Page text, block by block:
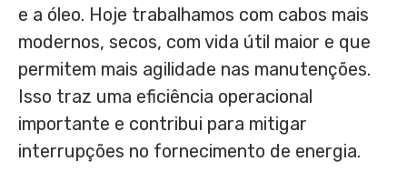
e a óleo. Hoje trabalhamos com cabos mais
modernos, secos, com vida útil maior e que
permitem mais agilidade nas manutenções.
Isso traz uma eficiência operacional
importante e contribui para mitigar
interrupções no fornecimento de energia.